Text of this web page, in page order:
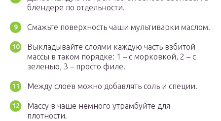
блендере по отдельности.
Смажьте поверхность чаши мультиварки маслом.
Выкладывайте слоями каждую часть взбитой
массы в таком порядке: 1 – с морковкой, 2 – с
зеленью, 3 – просто филе.
Между слоев можно добавлять соль и специи.
Массу в чаше немного утрамбуйте для
плотности.